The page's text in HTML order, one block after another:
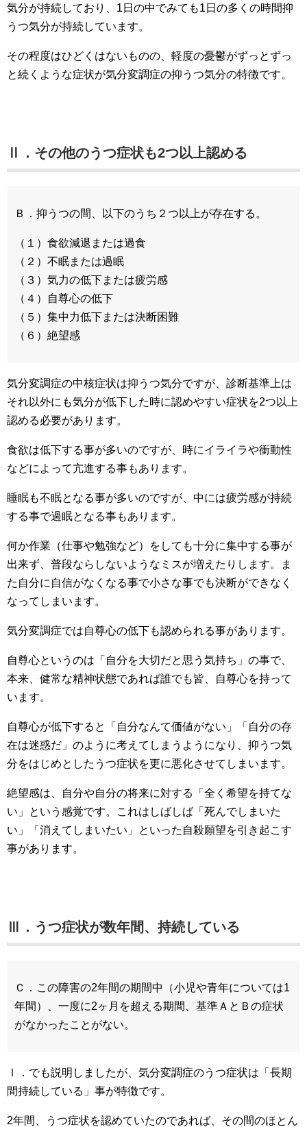
気分が持続しており、1日の中でみても1日の多くの時間抑
うつ気分が持続しています。
その程度はひどくはないものの、軽度の憂鬱がずっとずっ
と続くような症状が気分変調症の抑うつ気分の特徴です。
Ⅱ．その他のうつ症状も2つ以上認める
Ｂ．抑うつの間、以下のうち２つ以上が存在する。
（１）食欲減退または過食
（２）不眠または過眠
（３）気力の低下または疲労感
（４）自尊心の低下
（５）集中力低下または決断困難
（６）絶望感
気分変調症の中核症状は抑うつ気分ですが、診断基準上は
それ以外にも気分が低下した時に認めやすい症状を2つ以上
認める必要があります。
食欲は低下する事が多いのですが、時にイライラや衝動性
などによって亢進する事もあります。
睡眠も不眠となる事が多いのですが、中には疲労感が持続
する事で過眠となる事もあります。
何か作業（仕事や勉強など）をしても十分に集中する事が
出来ず、普段ならしないようなミスが増えたりします。ま
た自分に自信がなくなる事で小さな事でも決断ができなく
なってしまいます。
気分変調症では自尊心の低下も認められる事があります。
自尊心というのは「自分を大切だと思う気持ち」の事で、
本来、健常な精神状態であれば誰でも皆、自尊心を持って
います。
自尊心が低下すると「自分なんて価値がない」「自分の存
在は迷惑だ」のように考えてしまうようになり、抑うつ気
分をはじめとしたうつ症状を更に悪化させてしまいます。
絶望感は、自分や自分の将来に対する「全く希望を持てな
い」という感覚です。これはしばしば「死んでしまいた
い」「消えてしまいたい」といった自殺願望を引き起こす
事があります。
Ⅲ．うつ症状が数年間、持続している
Ｃ．この障害の2年間の期間中（小児や青年については1
年間）、一度に2ヶ月を超える期間、基準ＡとＢの症状
がなかったことがない。
Ⅰ．でも説明しましたが、気分変調症のうつ症状は「長期
間持続している」事が特徴です。
2年間、うつ症状を認めていたのであれば、その間のほとん